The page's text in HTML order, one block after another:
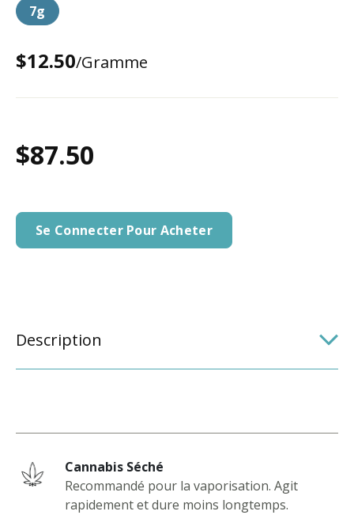
7g
$12.50/Gramme
$87.50
Se Connecter Pour Acheter
Description
Cannabis Séché
Recommandé pour la vaporisation. Agit
rapidement et dure moins longtemps.